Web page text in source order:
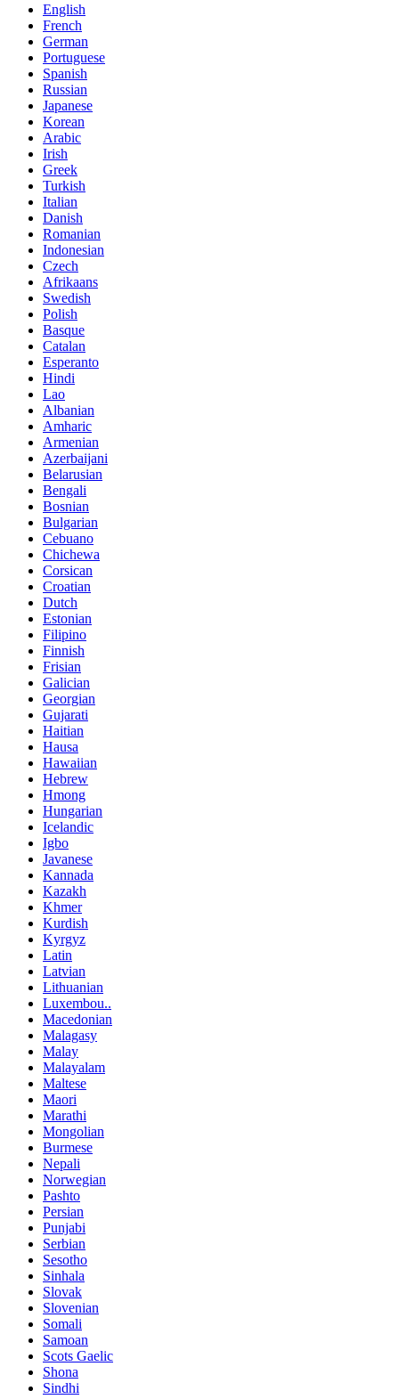
English
French
German
Portuguese
Spanish
Russian
Japanese
Korean
Arabic
Irish
Greek
Turkish
Italian
Danish
Romanian
Indonesian
Czech
Afrikaans
Swedish
Polish
Basque
Catalan
Esperanto
Hindi
Lao
Albanian
Amharic
Armenian
Azerbaijani
Belarusian
Bengali
Bosnian
Bulgarian
Cebuano
Chichewa
Corsican
Croatian
Dutch
Estonian
Filipino
Finnish
Frisian
Galician
Georgian
Gujarati
Haitian
Hausa
Hawaiian
Hebrew
Hmong
Hungarian
Icelandic
Igbo
Javanese
Kannada
Kazakh
Khmer
Kurdish
Kyrgyz
Latin
Latvian
Lithuanian
Luxembou..
Macedonian
Malagasy
Malay
Malayalam
Maltese
Maori
Marathi
Mongolian
Burmese
Nepali
Norwegian
Pashto
Persian
Punjabi
Serbian
Sesotho
Sinhala
Slovak
Slovenian
Somali
Samoan
Scots Gaelic
Shona
Sindhi